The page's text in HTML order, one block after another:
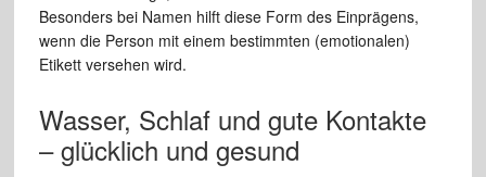
Besonders bei Namen hilft diese Form des Einprägens,
wenn die Person mit einem bestimmten (emotionalen)
Etikett versehen wird.
Wasser, Schlaf und gute Kontakte
– glücklich und gesund